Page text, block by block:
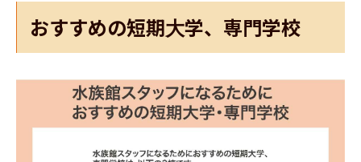
おすすめの短期大学、専門学校